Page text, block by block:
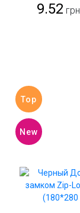
9.52
Top
New